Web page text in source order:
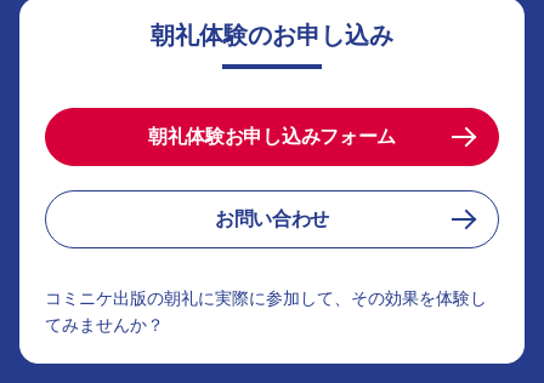
朝礼体験のお申し込み
朝礼体験お申し込みフォーム
お問い合わせ
コミニケ出版の朝礼に実際に参加して、その効果を体験し
てみませんか？